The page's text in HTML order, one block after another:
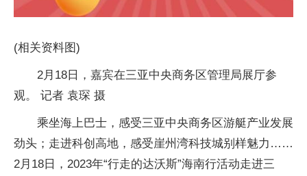
(相关资料图)
2月18日，嘉宾在三亚中央商务区管理局展厅参
观。 记者 袁琛 摄
乘坐海上巴士，感受三亚中央商务区游艇产业发展
劲头；走进科创高地，感受崖州湾科技城别样魅力……
2月18日，2023年“行走的达沃斯”海南行活动走进三